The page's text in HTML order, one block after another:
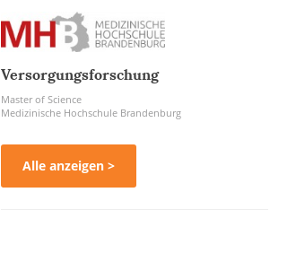
Versorgungsforschung
Master of Science
Medizinische Hochschule Brandenburg
Alle anzeigen >